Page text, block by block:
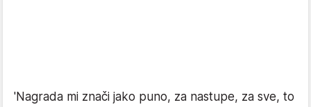
'Nagrada mi znači jako puno, za nastupe, za sve, to